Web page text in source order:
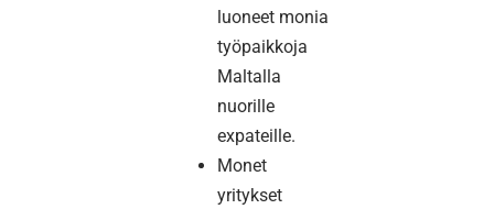
luoneet monia
työpaikkoja
Maltalla
nuorille
expateille.
Monet
yritykset